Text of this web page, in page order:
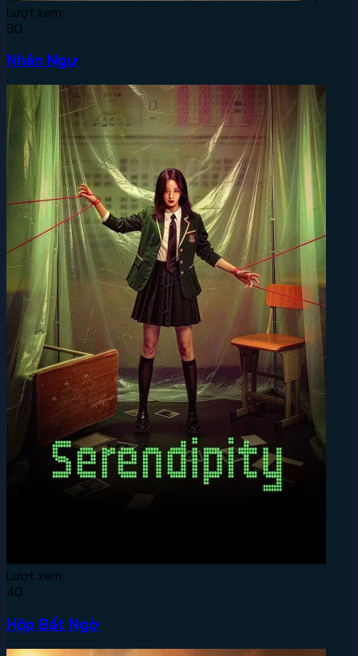
Lượt xem:
30
Nhân Ngư
Lượt xem:
40
Hộp Bất Ngờ